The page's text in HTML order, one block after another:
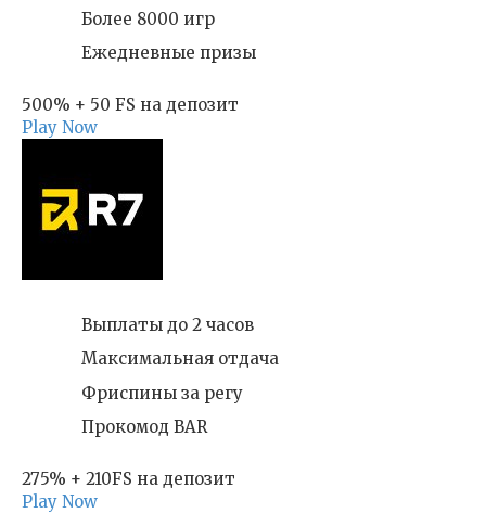
Более 8000 игр
Ежедневные призы
500% + 50 FS на депозит
Play Now
Выплаты до 2 часов
Максимальная отдача
Фриспины за регу
Прокомод BAR
275% + 210FS на депозит
Play Now